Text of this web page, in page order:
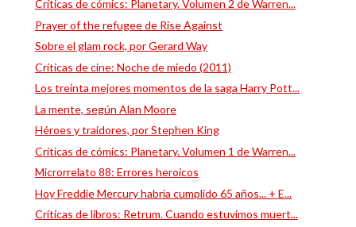
Críticas de cómics: Planetary. Volumen 2 de Warren...
Prayer of the refugee de Rise Against
Sobre el glam rock, por Gerard Way
Críticas de cine: Noche de miedo (2011)
Los treinta mejores momentos de la saga Harry Pott...
La mente, según Alan Moore
Héroes y traidores, por Stephen King
Críticas de cómics: Planetary. Volumen 1 de Warren...
Microrrelato 88: Errores heroicos
Hoy Freddie Mercury habría cumplido 65 años... + E...
Críticas de libros: Retrum. Cuando estuvimos muert...